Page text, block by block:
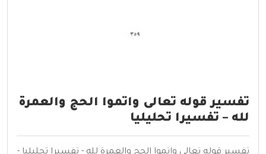
تفسير قوله تعالى واتموا الحج والعمرة
لله – تفسيرا تحليليا